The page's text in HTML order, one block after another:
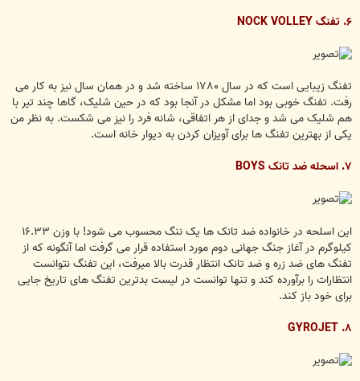
۶. تفنگ NOCK VOLLEY
تفنگ زیبایی است که در سال ۱۷۸۰ ساخته شد و در همان سال نیز به کار می
رفت. تفنگ خوبی بود اما مشکل در آنجا بود که در حین شلیک، گاها چند تیر با
هم شلیک می شد و جدای از هر اتفاقی، شانه فرد را نیز می شکست. به نظر من
یکی از بهترین تفنگ ها برای آویزان کردن به دیوار خانه است.
۷. اسحله ضد تانک BOYS
این اسلحه در خانواده ضد تانک ها یک ننگ محسوب می شود! با وزن ۱۶.۳۳
کیلوگرم در آغاز جنگ جهانی دوم مورد استفاده قرار می گرفت اما آنگونه که از
تفنگ های ضد زره و ضد تانک انتظار قدرت بالا میرفت، این تفنگ نتوانست
انتظارات را برآورده کند و تنها توانست در لیست بدترین تفنگ های تاریخ جایی
برای خود باز کند.
۸. GYROJET